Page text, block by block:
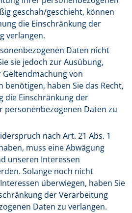
geschah/geschieht, können
die Einschränkung der
verlangen.
Daten nicht
sie jedoch zur Ausübung,
von
benötigen, haben Sie das Recht,
die Einschränkung der
personenbezogenen Daten zu
nach Art. 21 Abs. 1
muss eine Abwägung
unseren Interessen
Solange noch nicht
überwiegen, haben Sie
der Verarbeitung
Daten zu verlangen.